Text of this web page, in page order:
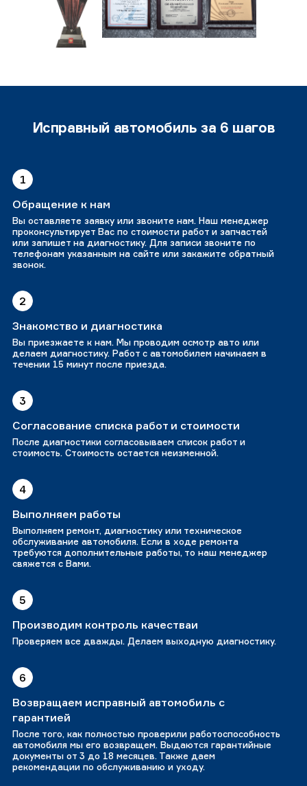
Исправный автомобиль за 6 шагов
1
Обращение к нам
Вы оставляете заявку или звоните нам. Наш менеджер
проконсультирует Вас по стоимости работ и запчастей
или запишет на диагностику. Для записи звоните по
телефонам указанным на сайте или закажите обратный
звонок.
2
Знакомство и диагностика
Вы приезжаете к нам. Мы проводим осмотр авто или
делаем диагностику. Работ с автомобилем начинаем в
течении 15 минут после приезда.
3
Согласование списка работ и стоимости
После диагностики согласовываем список работ и
стоимость. Стоимость остается неизменной.
4
Выполняем работы
Выполняем ремонт, диагностику или техническое
обслуживание автомобиля. Если в ходе ремонта
требуются дополнительные работы, то наш менеджер
свяжется с Вами.
5
Производим контроль качестваи
Проверяем все дважды. Делаем выходную диагностику.
6
Возвращаем исправный автомобиль с
гарантией
После того, как полностью проверили работоспособность
автомобиля мы его возвращем. Выдаются гарантийные
документы от 3 до 18 месяцев. Также даем
рекомендации по обслуживанию и уходу.